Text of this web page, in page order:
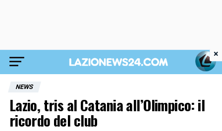
NEWS
Lazio, tris al Catania all’Olimpico: il
ricordo del club
×